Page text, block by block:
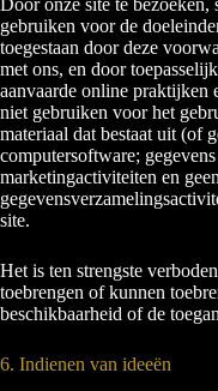
Door onze site te bezoeken,
gebruiken voor de
toegestaan door deze
met ons, en door
aanvaarde online praktijken
niet gebruiken voor het
materiaal dat bestaat uit (of
computersoftware;
marketingactiviteiten en
site.
Het is ten strengste
toebrengen of kunnen
beschikbaarheid of de
6. Indienen van ideeën